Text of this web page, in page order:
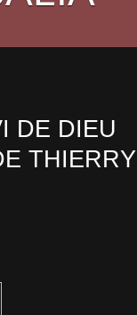
DE DIEU
THIERRY